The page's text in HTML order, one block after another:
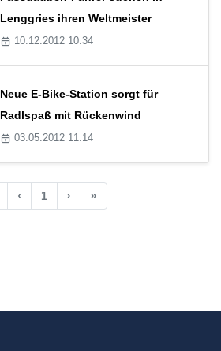
Lenggries ihren Weltmeister
10.12.2012 10:34
Neue E-Bike-Station sorgt für
Radlspaß mit Rückenwind
03.05.2012 11:14
‹ 1 › »